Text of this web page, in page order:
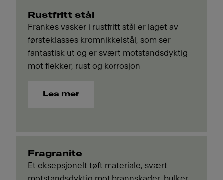
Rustfritt stål
Frankes vasker i rustfritt stål er laget av
førsteklasses kromnikkelstål, som ser
fantastisk ut og er svært motstandsdyktig
mot flekker, rust og korrosjon
Les mer
Fragranite
Et eksepsjonelt tøft materiale, svært
motstandsdyktig mot brannskader, bulker,